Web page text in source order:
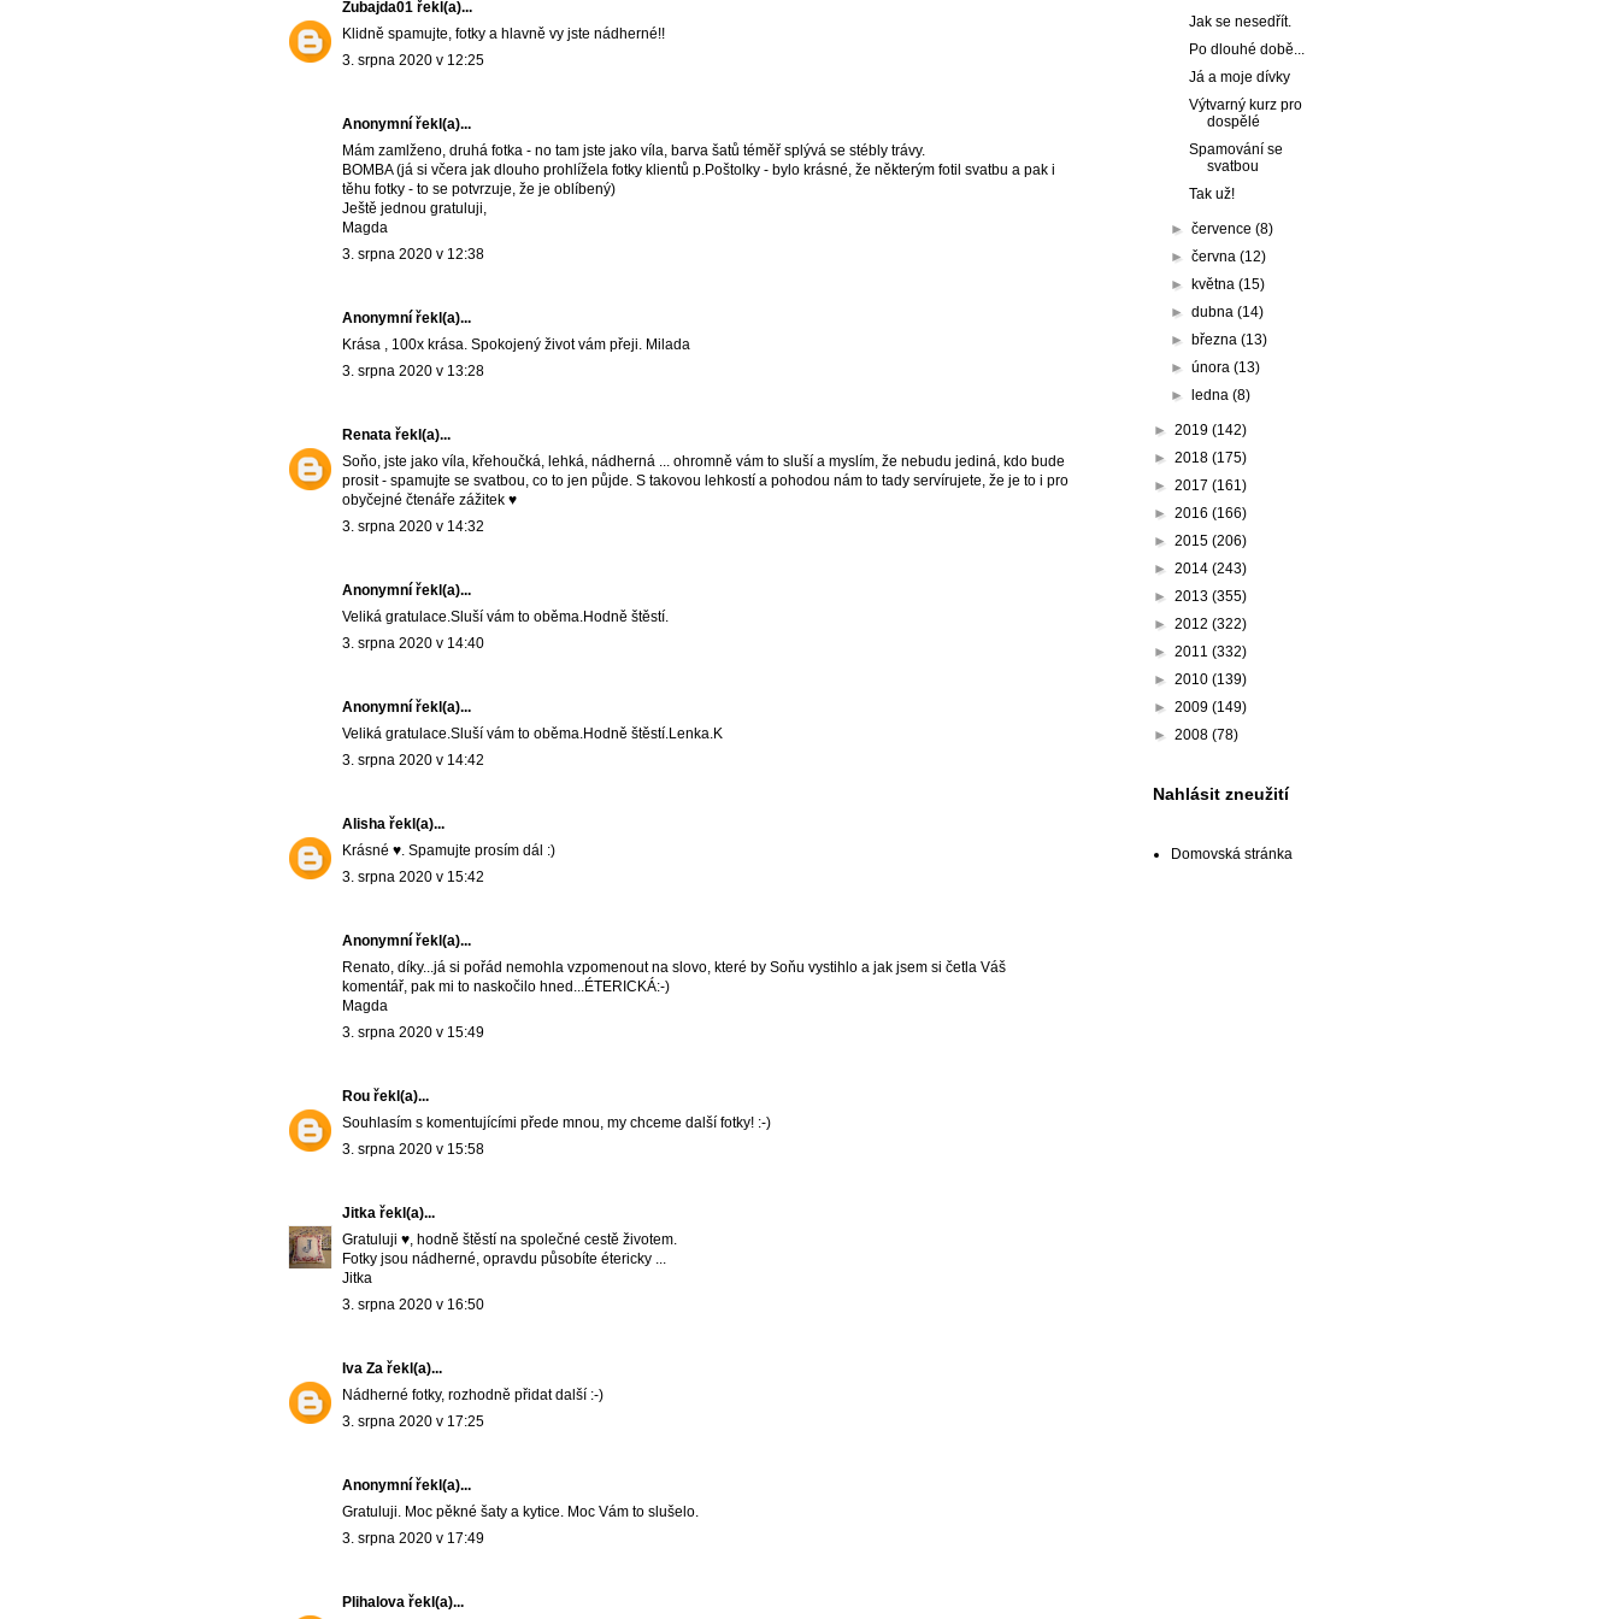
Zubajda01 řekl(a)...
Klidně spamujte, fotky a hlavně vy jste nádherné!!
3. srpna 2020 v 12:25
Anonymní řekl(a)...
Mám zamlženo, druhá fotka - no tam jste jako víla, barva šatů téměř splývá se stébly trávy.
BOMBA (já si včera jak dlouho prohlížela fotky klientů p.Poštolky - bylo krásné, že některým fotil svatbu a pak i
těhu fotky - to se potvrzuje, že je oblíbený)
Ještě jednou gratuluji,
Magda
3. srpna 2020 v 12:38
Anonymní řekl(a)...
Krása , 100x krása. Spokojený život vám přeji. Milada
3. srpna 2020 v 13:28
Renata řekl(a)...
Soňo, jste jako víla, křehoučká, lehká, nádherná ... ohromně vám to sluší a myslím, že nebudu jediná, kdo bude
prosit - spamujte se svatbou, co to jen půjde. S takovou lehkostí a pohodou nám to tady servírujete, že je to i pro
obyčejné čtenáře zážitek ♥
3. srpna 2020 v 14:32
Anonymní řekl(a)...
Veliká gratulace.Sluší vám to oběma.Hodně štěstí.
3. srpna 2020 v 14:40
Anonymní řekl(a)...
Veliká gratulace.Sluší vám to oběma.Hodně štěstí.Lenka.K
3. srpna 2020 v 14:42
Alisha řekl(a)...
Krásné ♥️. Spamujte prosím dál :)
3. srpna 2020 v 15:42
Anonymní řekl(a)...
Renato, díky...já si pořád nemohla vzpomenout na slovo, které by Soňu vystihlo a jak jsem si četla Váš
komentář, pak mi to naskočilo hned...ÉTERICKÁ:-)
Magda
3. srpna 2020 v 15:49
Rou řekl(a)...
Souhlasím s komentujícími přede mnou, my chceme další fotky! :-)
3. srpna 2020 v 15:58
Jitka řekl(a)...
Gratuluji ♥, hodně štěstí na společné cestě životem.
Fotky jsou nádherné, opravdu působíte étericky ...
Jitka
3. srpna 2020 v 16:50
Iva Za řekl(a)...
Nádherné fotky, rozhodně přidat další :-)
3. srpna 2020 v 17:25
Anonymní řekl(a)...
Gratuluji. Moc pěkné šaty a kytice. Moc Vám to slušelo.
3. srpna 2020 v 17:49
Plihalova řekl(a)...
Jak se nesedřít.
Po dlouhé době...
Já a moje dívky
Výtvarný kurz pro
dospělé
Spamování se
svatbou
Tak už!
►července(8)
►června(12)
► května(15)
►dubna(14)
► března(13)
►února(13)
►
ledna(8)
► 2019 (142)
► 2018 (175)
► 2017 (161)
► 2016 (166)
► 2015 (206)
► 2014 (243)
► 2013 (355)
► 2012 (322)
► 2011 (332)
► 2010 (139)
► 2009 (149)
► 2008 (78)
Nahlásit zneužití
Domovská stránka